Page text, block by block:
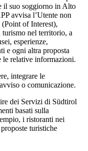
il suo soggiorno in Alto
avvisa l’Utente non
of Interest),
turismo nel territorio, a
esperienze,
e ogni altra proposta
relative informazioni.
integrare le
o comunicazione.
dei Servizi di Südtirol
basati sulla
i ristoranti nei
turistiche